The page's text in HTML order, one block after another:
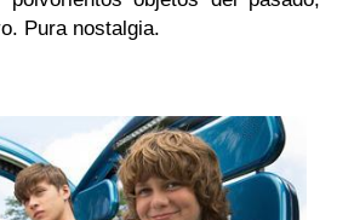
Pura nostalgia.